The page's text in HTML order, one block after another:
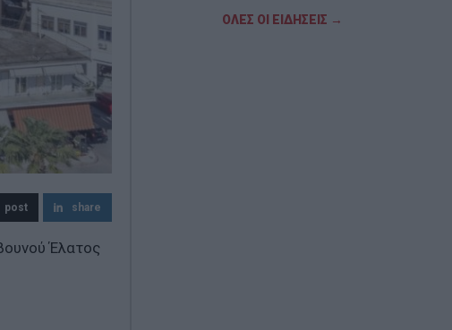
post share
Έλατος
ΟΛΕΣ ΟΙ ΕΙΔΗΣΕΙΣ →